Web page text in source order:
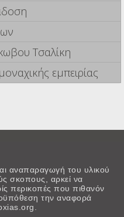
Τσαλίκη
εμπειρίας
αναπαραγωγή του υλικού
σκοπους, αρκεί να
περικοπές που πιθανόν
την αναφορά